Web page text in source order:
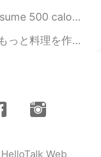
to burn them off. It’s worth it...
すが。 ３つの上の写真は私の作ったの料理。 ３つの下の写真は...
HelloTalk Web